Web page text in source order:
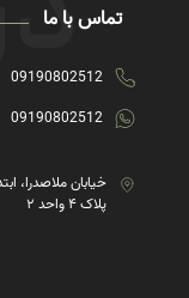
تماس با ما
09190802512
09190802512
خیابان ملاصدرا،
پلاک ۴ واحد ۲